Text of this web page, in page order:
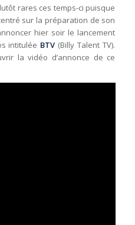
rares ces temps-ci puisque
sur la préparation de son
hier soir le lancement
intitulée BTV (Billy Talent TV).
la vidéo d’annonce de ce